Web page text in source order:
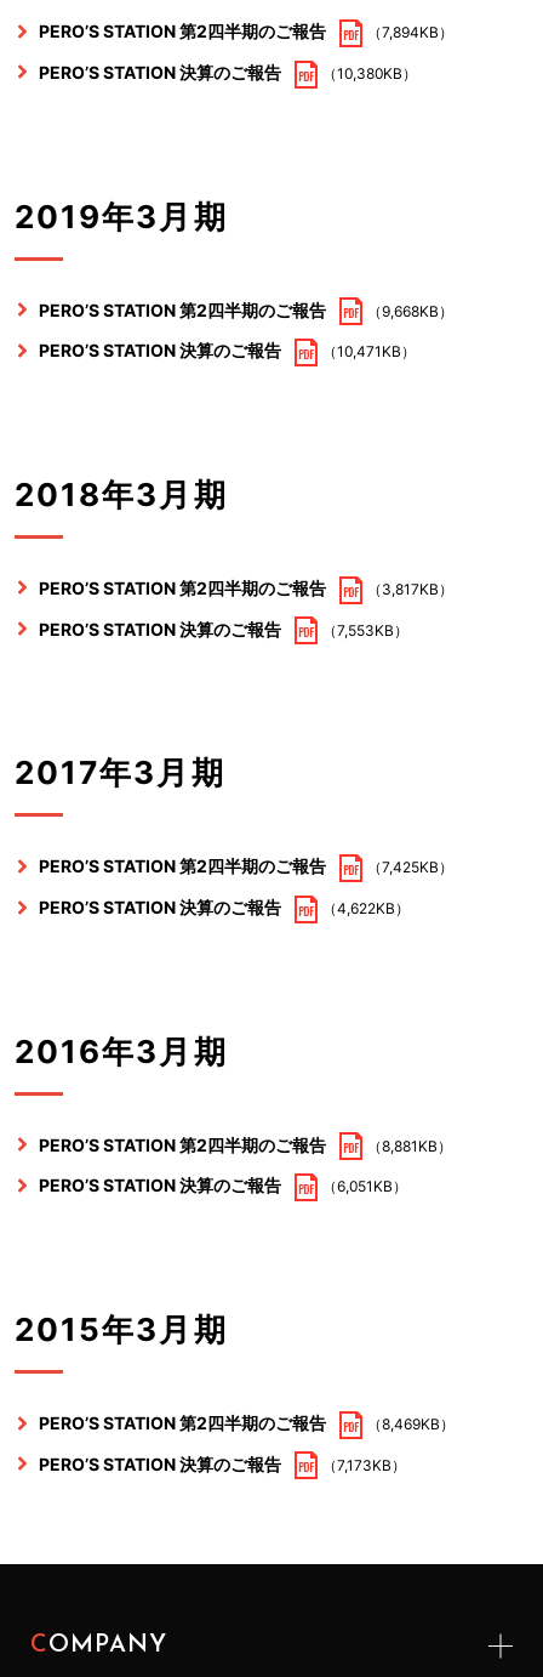
PERO’S STATION 第2四半期のご報告 （7,894KB）
PERO’S STATION 決算のご報告 （10,380KB）
2019年3月期
PERO’S STATION 第2四半期のご報告 （9,668KB）
PERO’S STATION 決算のご報告 （10,471KB）
2018年3月期
PERO’S STATION 第2四半期のご報告 （3,817KB）
PERO’S STATION 決算のご報告 （7,553KB）
2017年3月期
PERO’S STATION 第2四半期のご報告 （7,425KB）
PERO’S STATION 決算のご報告 （4,622KB）
2016年3月期
PERO’S STATION 第2四半期のご報告 （8,881KB）
PERO’S STATION 決算のご報告 （6,051KB）
2015年3月期
PERO’S STATION 第2四半期のご報告 （8,469KB）
PERO’S STATION 決算のご報告 （7,173KB）
COMPANY